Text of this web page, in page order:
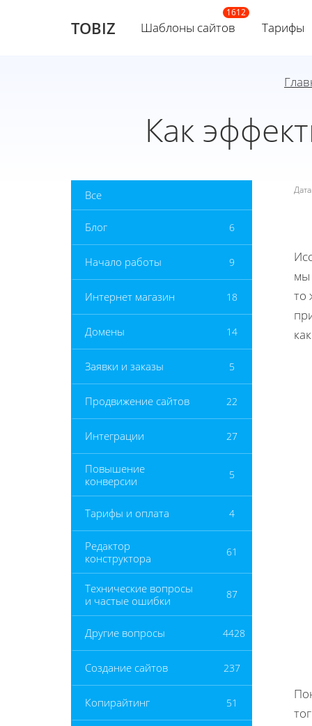
TOBIZ Шаблоны сайтов Тарифы
Как
Все
Блог 6
Начало работы 9
Интернет магазин 18
Домены 14
Заявки и заказы 5
Продвижение сайтов 22
Интеграции 27
Повышение
конверсии
5
Тарифы и оплата 4
Редактор
конструктора
61
Технические вопросы
и частые ошибки
87
Другие вопросы 4428
Создание сайтов 237
Копирайтинг 51
мы
то